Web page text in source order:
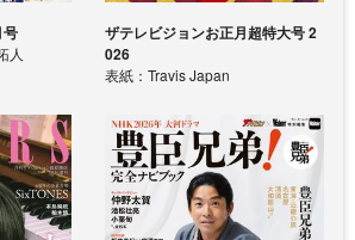
号
人
ザテレビジョンお正月超特大号 2
026
表紙：Travis Japan